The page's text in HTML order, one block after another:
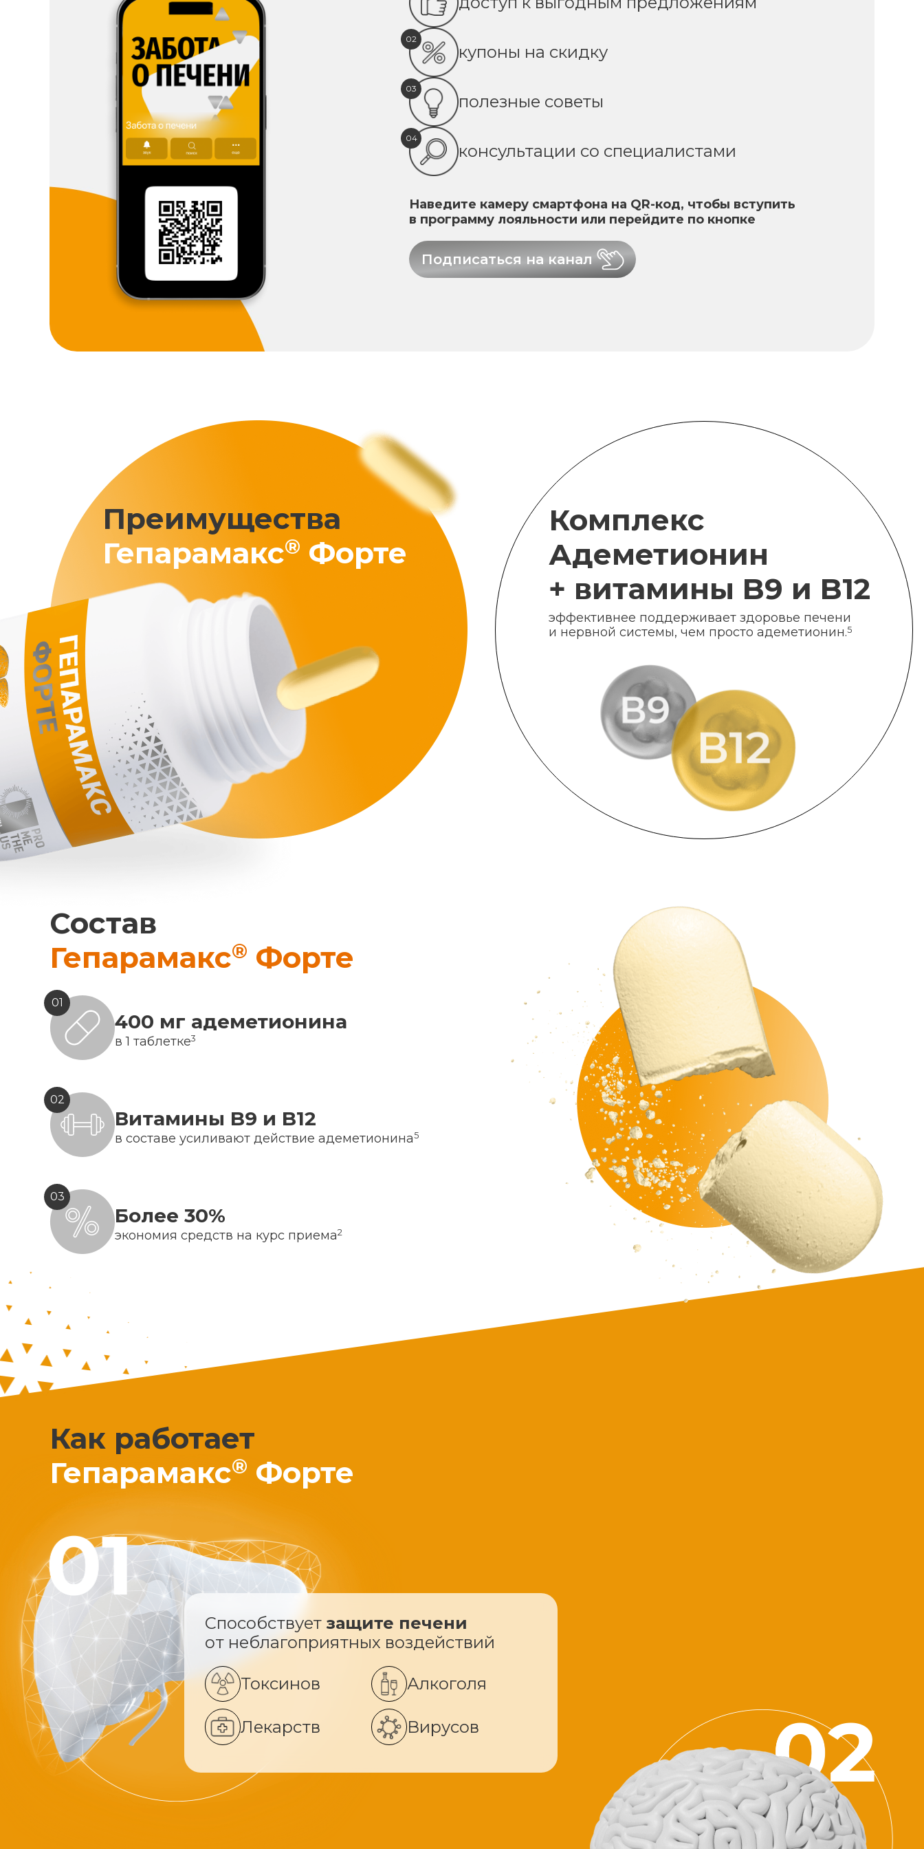
02
купоны на скидку
03
полезные советы
04
консультации со специалистами
Наведите камеру смартфона на QR-код, чтобы вступить
в программу лояльности или перейдите по кнопке
Подписаться на канал
Преимущества
Гепарамакс® Форте
Комплекс
Адеметионин
+ витамины B9 и B12
эффективнее поддерживает здоровье печени
и нервной системы, чем просто адеметионин.5
Состав
Гепарамакс® Форте
01
400 мг адеметионина
в 1 таблетке3
02
Витамины B9 и B12
в составе усиливают действие адеметионина5
03
Более 30%
экономия средств на курс приема2
Как работает
Гепарамакс® Форте
Способствует защите печени
от неблагоприятных воздействий
Токсинов Алкоголя
Лекарств Вирусов